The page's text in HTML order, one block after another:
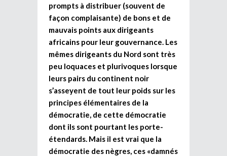
prompts à distribuer (souvent de
façon complaisante) de bons et de
mauvais points aux dirigeants
africains pour leur gouvernance. Les
mêmes dirigeants du Nord sont très
peu loquaces et plurivoques lorsque
leurs pairs du continent noir
s’asseyent de tout leur poids sur les
principes élémentaires de la
démocratie, de cette démocratie
dont ils sont pourtant les porte-
étendards. Mais il est vrai que la
démocratie des nègres, ces «damnés